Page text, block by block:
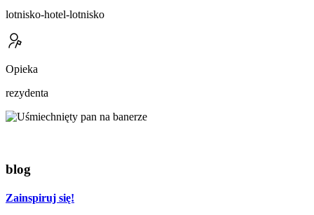
lotnisko-hotel-lotnisko
Opieka
rezydenta
blog
Zainspiruj się!